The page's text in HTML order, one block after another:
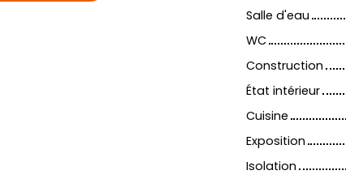
Salle d'eau
WC
Construction
État intérieur
Cuisine
Exposition
Isolation